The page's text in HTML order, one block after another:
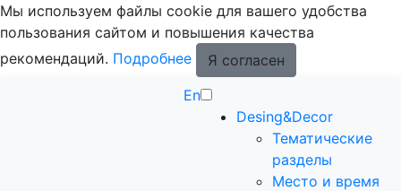
Мы используем файлы cookie для вашего удобства
пользования сайтом и повышения качества
рекомендаций. Подробнее
Я согласен
En
Desing&Decor
Тематические
разделы
Место и время